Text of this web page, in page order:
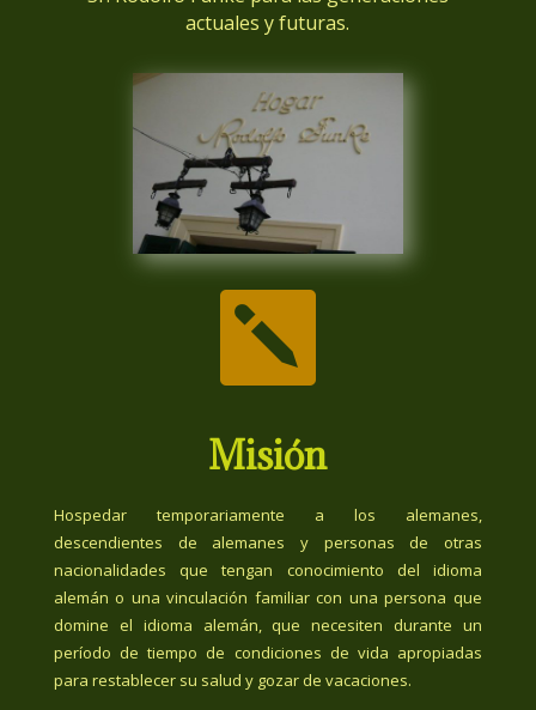
actuales y futuras.

Misión
Hospedar temporariamente a los alemanes,
descendientes de alemanes y personas de otras
nacionalidades que tengan conocimiento del idioma
alemán o una vinculación familiar con una persona que
domine el idioma alemán, que necesiten durante un
período de tiempo de condiciones de vida apropiadas
para restablecer su salud y gozar de vacaciones.